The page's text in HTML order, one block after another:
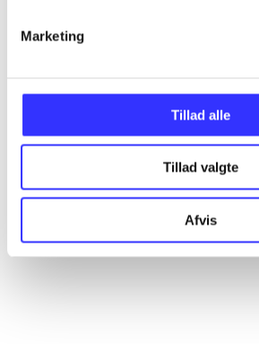
Marketing
Tillad alle
Tillad valgte
Afvis
...
...